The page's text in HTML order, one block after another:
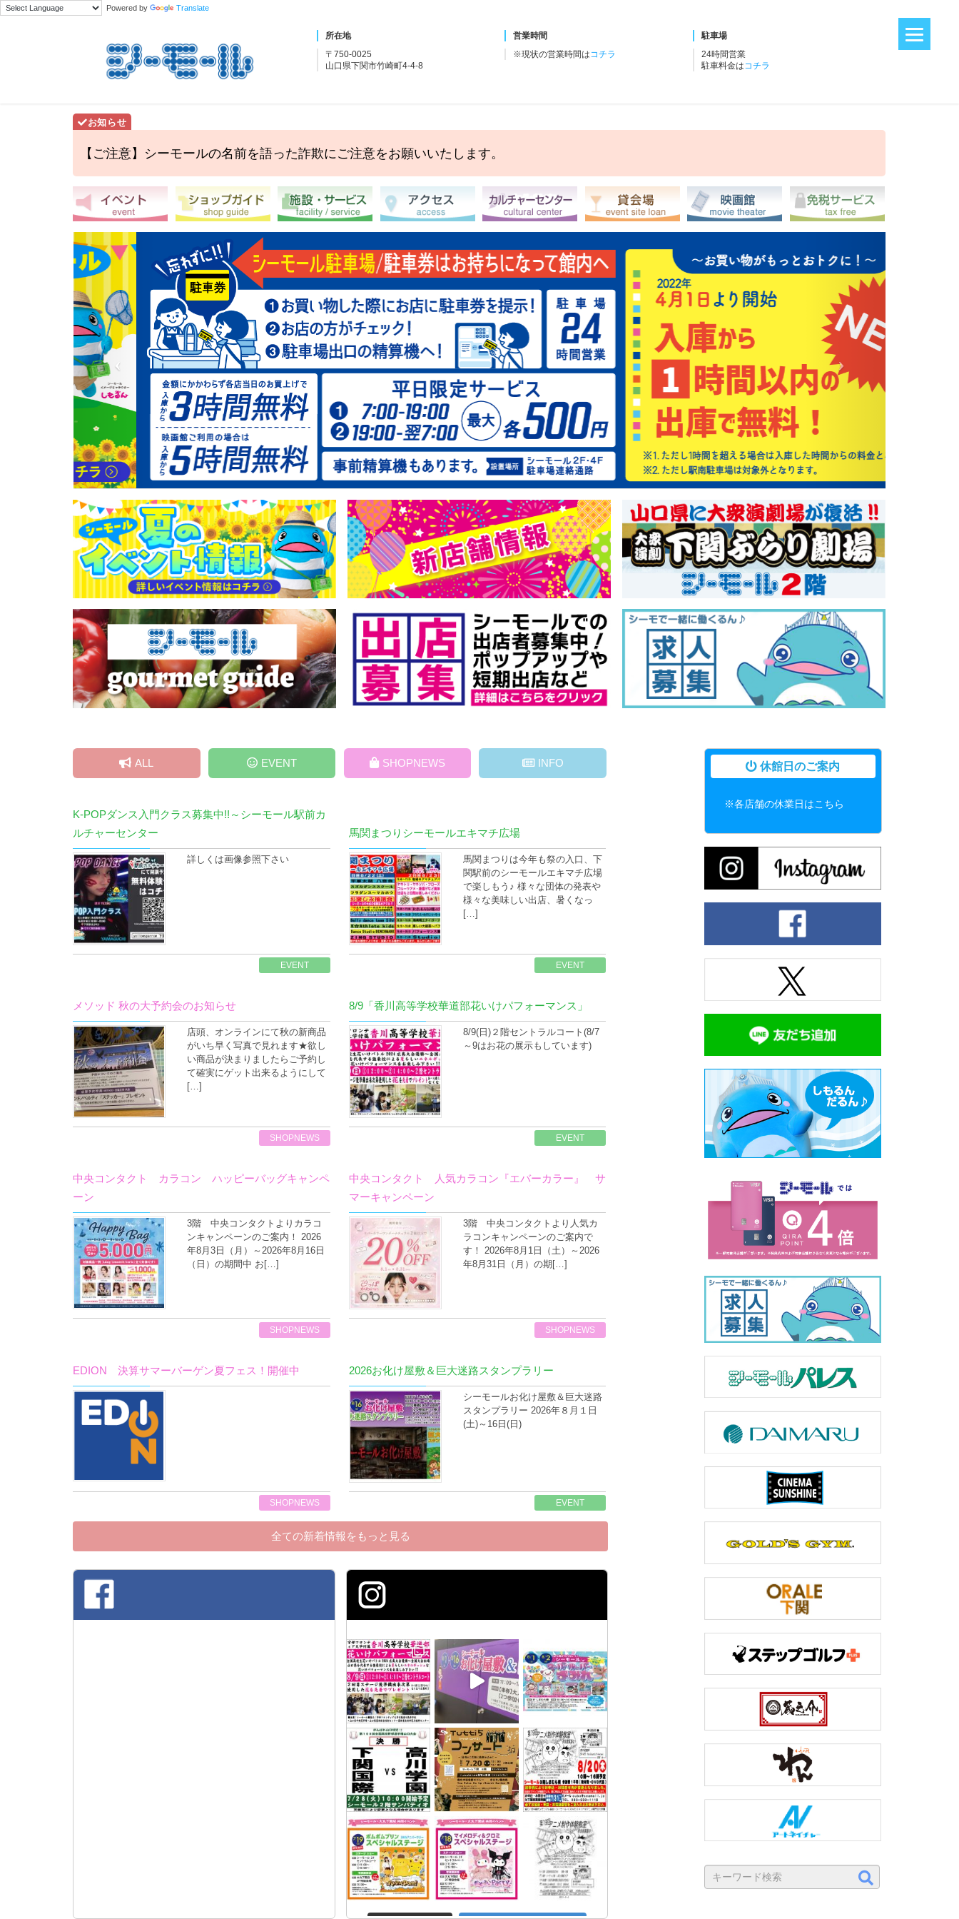
Powered by Translate
所在地
〒750-0025
山口県下関市竹崎町4-4-8
営業時間
※現状の営業時間は コチラ
駐車場
24時間営業
駐車料金は コチラ
【ご注意】シーモールの名前を語った詐欺にご注意をお願いいたします。
ALL EVENT SHOPNEWS INFO
K-POPダンス入門クラス募集中!!～シーモール駅前カ
ルチャーセンター
詳しくは画像参照下さい
EVENT
馬関まつりシーモールエキマチ広場
馬関まつりは今年も祭の入口、下
関駅前のシーモールエキマチ広場
で楽しもう♪ 様々な団体の発表や
様々な美味しい出店、暑くなっ
[…]
EVENT
メソッド 秋の大予約会のお知らせ
店頭、オンラインにて秋の新商品
がいち早く写真で見れます★欲し
い商品が決まりましたらご予約し
て確実にゲット出来るようにして
[…]
SHOPNEWS
8/9「香川高等学校華道部花いけパフォーマンス」
8/9(日)２階セントラルコート(8/7
～9はお花の展示もしています)
EVENT
中央コンタクト カラコン ハッピーバッグキャンペ
ーン
3階 中央コンタクトよりカラコ
ンキャンペーンのご案内！ 2026
年8月3日（月）～2026年8月16日
（日）の期間中 お[…]
SHOPNEWS
中央コンタクト 人気カラコン『エバーカラー』 サ
マーキャンペーン
3階 中央コンタクトより人気カ
ラコンキャンペーンのご案内で
す！ 2026年8月1日（土）～2026
年8月31日（月）の期[…]
SHOPNEWS
EDION 決算サマーバーゲン夏フェス！開催中
SHOPNEWS
2026お化け屋敷＆巨大迷路スタンプラリー
シーモールお化け屋敷＆巨大迷路
スタンプラリー 2026年８月１日
(土)～16日(日)
EVENT
全ての新着情報をもっと見る
休館日のご案内
※各店舗の休業日はこちら